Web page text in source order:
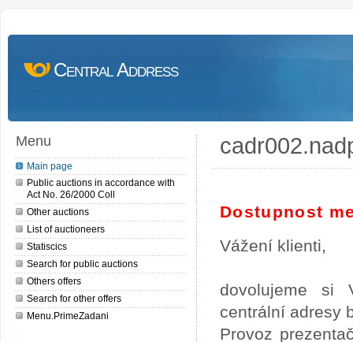
Central Address
Menu
Main page
Public auctions in accordance with
Act No. 26/2000 Coll
Other auctions
List of auctioneers
Statiscics
Search for public auctions
Others offers
Search for other offers
Menu.PrimeZadani
Dostupnost
Vážení klienti,
dovolujeme si
centrální adresy
Provoz